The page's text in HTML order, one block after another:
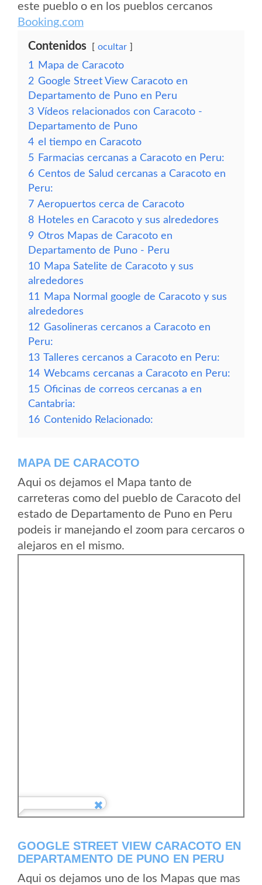
este pueblo o en los pueblos cercanos
Booking.com
Contenidos ocultar
1
Mapa de Caracoto
2 Google Street View Caracoto en
Departamento de Puno en Peru
3 Vídeos relacionados con Caracoto -
Departamento de Puno
4 el tiempo en Caracoto
5 Farmacias cercanas a Caracoto en Peru:
6 Centos de Salud cercanas a Caracoto en
Peru:
7 Aeropuertos cerca de Caracoto
8 Hoteles en Caracoto y sus alrededores
9 Otros Mapas de Caracoto en
Departamento de Puno - Peru
10 Mapa Satelite de Caracoto y sus
alrededores
11
Mapa Normal google de Caracoto y sus
alrededores
12 Gasolineras cercanos a Caracoto en
Peru:
13 Talleres cercanos a Caracoto en Peru:
14 Webcams cercanas a Caracoto en Peru:
15 Oficinas de correos cercanas a en
Cantabria:
16 Contenido Relacionado:
MAPA DE CARACOTO
Aqui os dejamos el Mapa tanto de
carreteras como del pueblo de Caracoto del
estado de Departamento de Puno en Peru
podeis ir manejando el zoom para cercaros o
alejaros en el mismo.
GOOGLE STREET VIEW CARACOTO EN
DEPARTAMENTO DE PUNO EN PERU
Aqui os dejamos uno de los Mapas que mas